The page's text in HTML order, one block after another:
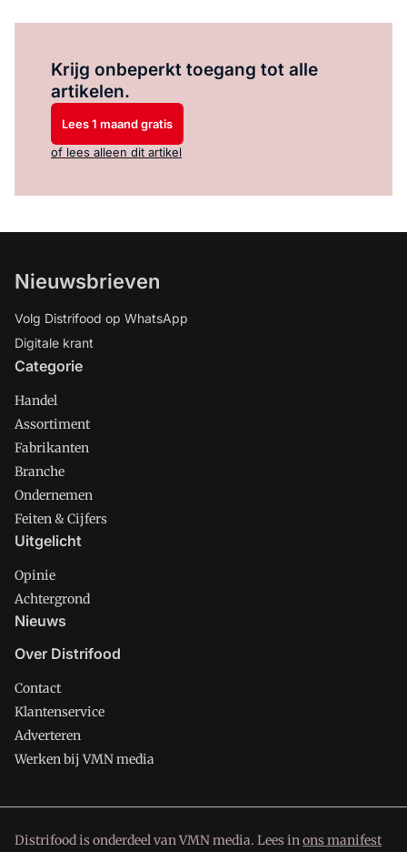
Krijg onbeperkt toegang tot alle
artikelen.
Lees 1 maand gratis
of lees alleen dit artikel
Nieuwsbrieven
Volg Distrifood op WhatsApp
Digitale krant
Categorie
Handel
Assortiment
Fabrikanten
Branche
Ondernemen
Feiten & Cijfers
Uitgelicht
Opinie
Achtergrond
Nieuws
Over Distrifood
Contact
Klantenservice
Adverteren
Werken bij VMN media
Distrifood is onderdeel van VMN media. Lees inons manifest